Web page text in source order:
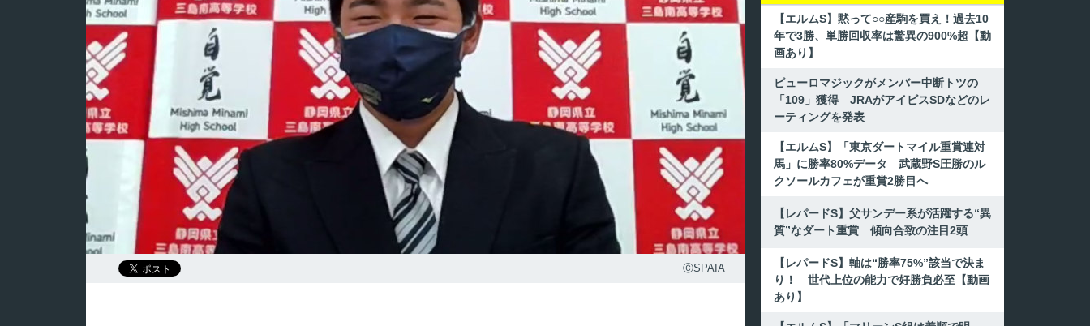
ⒸSPAIA
【エルムS】黙って○○産駒を買え！過去10
年で3勝、単勝回収率は驚異の900%超【動
画あり】
ピューロマジックがメンバー中断トツの
「109」獲得 JRAがアイビスSDなどのレ
ーティングを発表
【エルムS】「東京ダートマイル重賞連対
馬」に勝率80%データ 武蔵野S圧勝のル
クソールカフェが重賞2勝目へ
【レパードS】父サンデー系が活躍する“異
質”なダート重賞 傾向合致の注目2頭
【レパードS】軸は“勝率75%”該当で決ま
り！ 世代上位の能力で好勝負必至【動画
あり】